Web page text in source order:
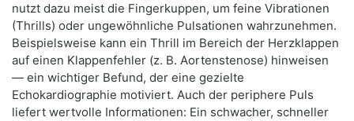
nutzt dazu meist die Fingerkuppen, um feine Vibrationen
(Thrills) oder ungewöhnliche Pulsationen wahrzunehmen.
Beispielsweise kann ein Thrill im Bereich der Herzklappen
auf einen Klappenfehler (z. B. Aortenstenose) hinweisen
— ein wichtiger Befund, der eine gezielte
Echokardiographie motiviert. Auch der periphere Puls
liefert wertvolle Informationen: Ein schwacher, schneller